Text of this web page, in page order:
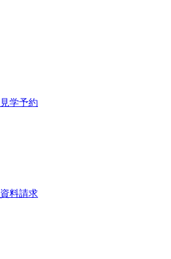
見学予約
資料請求